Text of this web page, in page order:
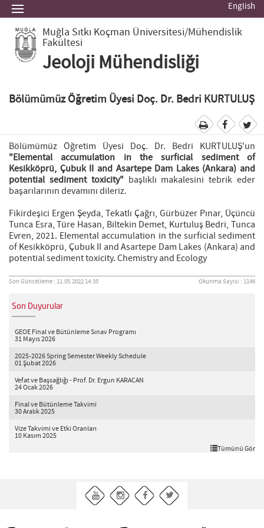
English
Muğla Sıtkı Koçman Üniversitesi/Mühendislik
Fakültesi
Jeoloji Mühendisliği
Bölümümüz Öğretim Üyesi Doç. Dr. Bedri KURTULUŞ
Bölümümüz Öğretim Üyesi Doç. Dr. Bedri KURTULUŞ'un
"Elemental accumulation in the surficial sediment of
Kesikköprü, Çubuk II and Asartepe Dam Lakes (Ankara) and
potential sediment toxicity" başlıklı makalesini tebrik eder
başarılarının devamını dileriz.
Fikirdeşici Ergen Şeyda, Tekatlı Çağrı, Gürbüzer Pınar, Üçüncü
Tunca Esra, Türe Hasan, Biltekin Demet, Kurtuluş Bedri, Tunca
Evren, 2021. Elemental accumulation in the surficial sediment
of Kesikköprü, Çubuk II and Asartepe Dam Lakes (Ankara) and
potential sediment toxicity. Chemistry and Ecology
Son Güncelleme : 11.05.2022 14:35 Okunma Sayısı : 1146
Son Duyurular
GEOE Final ve Bütünleme Sınav Programı
31 Mayıs 2026
2025-2026 Spring Semester Weekly Schedule
01 Şubat 2026
Vefat ve Başsağlığı - Prof. Dr. Ergun KARACAN
24 Ocak 2026
Final ve Bütünleme Takvimi
30 Aralık 2025
Vize Takvimi ve Etki Oranları
10 Kasım 2025
Tümünü Gör